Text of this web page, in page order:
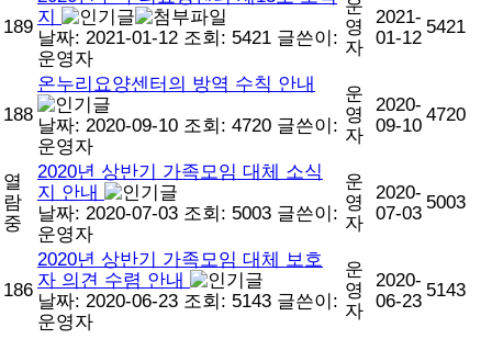
189 지
날짜: 2021-01-12 조회: 5421 글쓴이:
운영자
운
영
자
2021-
01-12
5421
188
온누리요양센터의 방역 수칙 안내
날짜: 2020-09-10 조회: 4720 글쓴이:
운영자
운
영
자
2020-
09-10
4720
열
람
중
2020년 상반기 가족모임 대체 소식
지 안내
날짜: 2020-07-03 조회: 5003 글쓴이:
운영자
운
영
자
2020-
07-03
5003
186
2020년 상반기 가족모임 대체 보호
자 의견 수렴 안내
날짜: 2020-06-23 조회: 5143 글쓴이:
운영자
운
영
자
2020-
06-23
5143